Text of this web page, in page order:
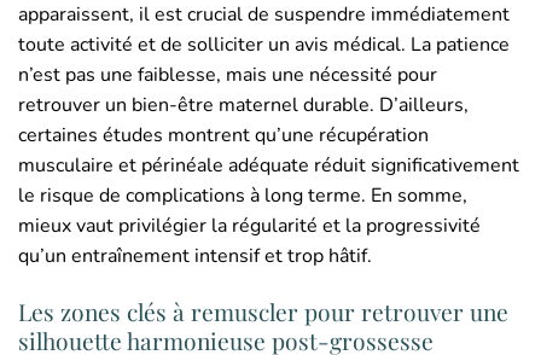
apparaissent, il est crucial de suspendre immédiatement
toute activité et de solliciter un avis médical. La patience
n’est pas une faiblesse, mais une nécessité pour
retrouver un bien-être maternel durable. D’ailleurs,
certaines études montrent qu’une récupération
musculaire et périnéale adéquate réduit significativement
le risque de complications à long terme. En somme,
mieux vaut privilégier la régularité et la progressivité
qu’un entraînement intensif et trop hâtif.
Les zones clés à remuscler pour retrouver une
silhouette harmonieuse post-grossesse